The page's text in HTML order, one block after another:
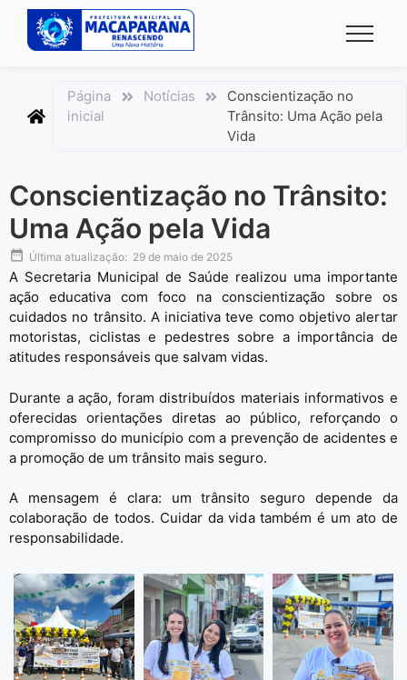
conteúdo
Página
inicial
Notícias
Conscientização no
Trânsito: Uma Ação pela
Vida
Conscientização no Trânsito:
Uma Ação pela Vida
Última atualização: 29 de maio de 2025
A Secretaria Municipal de Saúde realizou uma importante
ação educativa com foco na conscientização sobre os
cuidados no trânsito. A iniciativa teve como objetivo alertar
motoristas, ciclistas e pedestres sobre a importância de
atitudes responsáveis que salvam vidas.
Durante a ação, foram distribuídos materiais informativos e
oferecidas orientações diretas ao público, reforçando o
compromisso do município com a prevenção de acidentes e
a promoção de um trânsito mais seguro.
A mensagem é clara: um trânsito seguro depende da
colaboração de todos. Cuidar da vida também é um ato de
responsabilidade.